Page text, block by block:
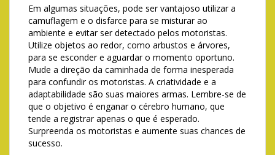
Em algumas situações, pode ser vantajoso utilizar a
camuflagem e o disfarce para se misturar ao
ambiente e evitar ser detectado pelos motoristas.
Utilize objetos ao redor, como arbustos e árvores,
para se esconder e aguardar o momento oportuno.
Mude a direção da caminhada de forma inesperada
para confundir os motoristas. A criatividade e a
adaptabilidade são suas maiores armas. Lembre-se de
que o objetivo é enganar o cérebro humano, que
tende a registrar apenas o que é esperado.
Surpreenda os motoristas e aumente suas chances de
sucesso.